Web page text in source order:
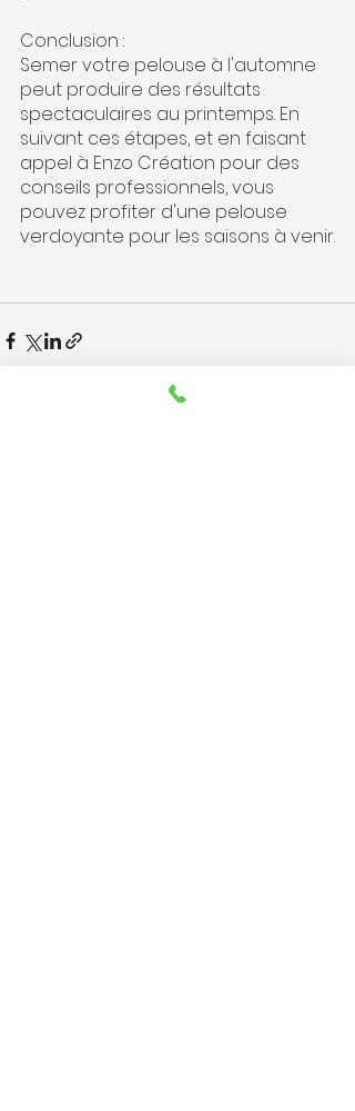
Conclusion :
Semer votre pelouse à l'automne
peut produire des résultats
spectaculaires au printemps. En
suivant ces étapes, et en faisant
appel à Enzo Création pour des
conseils professionnels, vous
pouvez profiter d'une pelouse
verdoyante pour les saisons à venir.